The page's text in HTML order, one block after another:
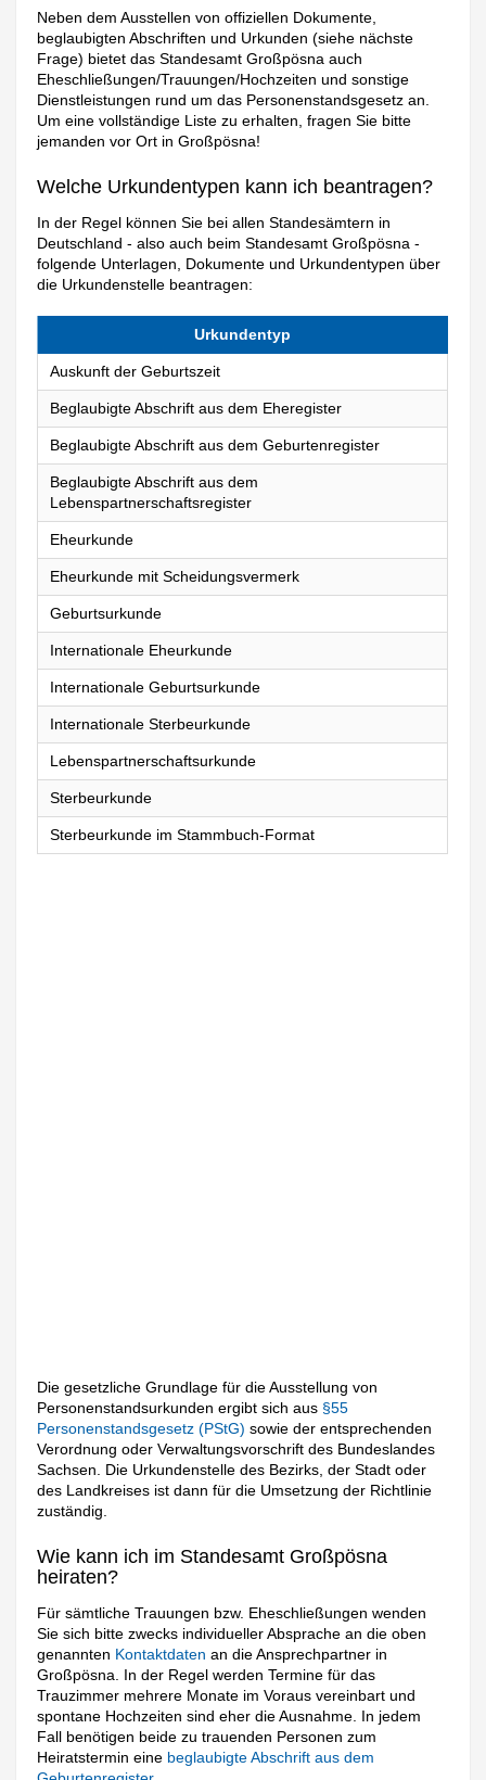
Neben dem Ausstellen von offiziellen Dokumente,
beglaubigten Abschriften und Urkunden (siehe nächste
Frage) bietet das Standesamt Großpösna auch
Eheschließungen/Trauungen/Hochzeiten und sonstige
Dienstleistungen rund um das Personenstandsgesetz an.
Um eine vollständige Liste zu erhalten, fragen Sie bitte
jemanden vor Ort in Großpösna!
Welche Urkundentypen kann ich beantragen?
In der Regel können Sie bei allen Standesämtern in
Deutschland - also auch beim Standesamt Großpösna -
folgende Unterlagen, Dokumente und Urkundentypen über
die Urkundenstelle beantragen:
Urkundentyp
Auskunft der Geburtszeit
Beglaubigte Abschrift aus dem Eheregister
Beglaubigte Abschrift aus dem Geburtenregister
Beglaubigte Abschrift aus dem
Lebenspartnerschaftsregister
Eheurkunde
Eheurkunde mit Scheidungsvermerk
Geburtsurkunde
Internationale Eheurkunde
Internationale Geburtsurkunde
Internationale Sterbeurkunde
Lebenspartnerschaftsurkunde
Sterbeurkunde
Sterbeurkunde im Stammbuch-Format
Die gesetzliche Grundlage für die Ausstellung von
Personenstandsurkunden ergibt sich aus §55
Personenstandsgesetz (PStG)sowie der entsprechenden
Verordnung oder Verwaltungsvorschrift des Bundeslandes
Sachsen. Die Urkundenstelle des Bezirks, der Stadt oder
des Landkreises ist dann für die Umsetzung der Richtlinie
zuständig.
Wie kann ich im Standesamt Großpösna
heiraten?
Für sämtliche Trauungen bzw. Eheschließungen wenden
Sie sich bitte zwecks individueller Absprache an die oben
genannten Kontaktdaten an die Ansprechpartner in
Großpösna. In der Regel werden Termine für das
Trauzimmer mehrere Monate im Voraus vereinbart und
spontane Hochzeiten sind eher die Ausnahme. In jedem
Fall benötigen beide zu trauenden Personen zum
Heiratstermin eine beglaubigte Abschrift aus dem